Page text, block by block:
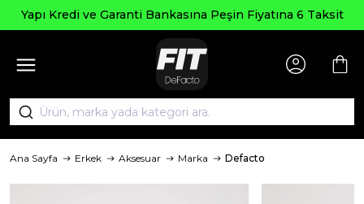
Yapı Kredi ve Garanti Bankasına Peşin Fiyatına 6 Taksit
Ana Sayfa Erkek Aksesuar Marka Defacto